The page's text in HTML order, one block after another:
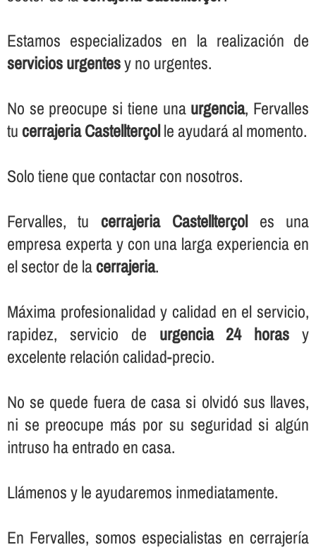
Estamos especializados en la realización de
servicios urgentesy no urgentes.
No se preocupe si tiene una urgencia, Fervalles
tucerrajeria Castellterçolle ayudará al momento.
Solo tiene que contactar con nosotros.
Fervalles, tucerrajeria Castellterçoles una
empresa experta y con una larga experiencia en
el sector de lacerrajeria.
Máxima profesionalidad y calidad en el servicio,
rapidez, servicio de urgencia 24 horas y
excelente relación calidad-precio.
No se quede fuera de casa si olvidó sus llaves,
ni se preocupe más por su seguridad si algún
intruso ha entrado en casa.
Llámenos y le ayudaremos inmediatamente.
En Fervalles, somos especialistas en cerrajerí­a